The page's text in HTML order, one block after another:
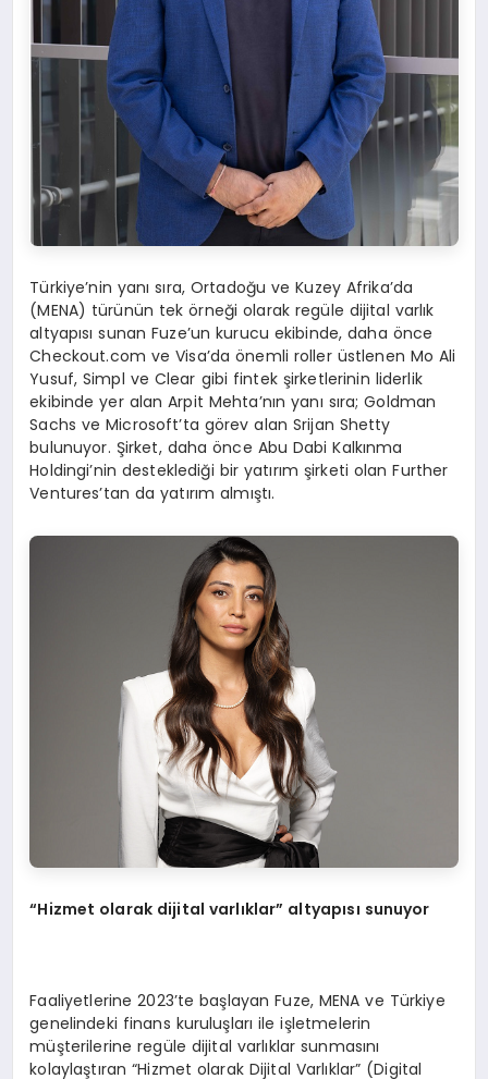
Türkiye’nin yanı sıra, Ortadoğu ve Kuzey Afrika’da
(MENA) türünün tek örneği olarak regüle dijital varlık
altyapısı sunan Fuze’un kurucu ekibinde, daha önce
Checkout.com ve Visa’da önemli roller üstlenen Mo Ali
Yusuf, Simpl ve Clear gibi fintek şirketlerinin liderlik
ekibinde yer alan Arpit Mehta’nın yanı sıra; Goldman
Sachs ve Microsoft’ta görev alan Srijan Shetty
bulunuyor. Şirket, daha önce Abu Dabi Kalkınma
Holdingi’nin desteklediği bir yatırım şirketi olan Further
Ventures’tan da yatırım almıştı.
“Hizmet olarak dijital varlıklar” altyapısı sunuyor
Faaliyetlerine 2023’te başlayan Fuze, MENA ve Türkiye
genelindeki finans kuruluşları ile işletmelerin
müşterilerine regüle dijital varlıklar sunmasını
kolaylaştıran “Hizmet olarak Dijital Varlıklar” (Digital